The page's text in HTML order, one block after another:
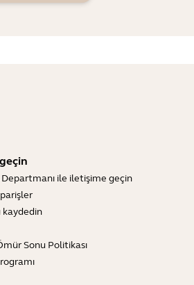
Departmanı ile iletişime geçin
kaydedin
Sonu Politikası